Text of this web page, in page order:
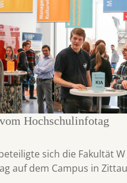
Hochschulinfotag
sich die Fakultät
auf dem Campus in Zittau